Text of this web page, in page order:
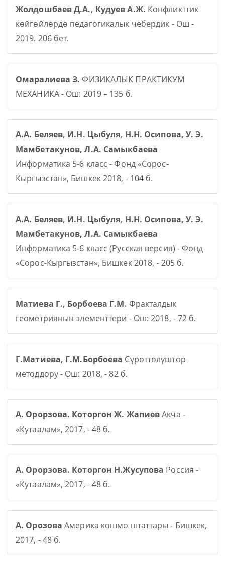
Жолдошбаев Д.А., Кудуев А.Ж. Конфликттик
көйгөйлөрдө педагогикалык чебердик - Ош -
2019. 206 бет.
Омаралиева З. ФИЗИКАЛЫК ПРАКТИКУМ
МЕХАНИКА - Ош: 2019 – 135 б.
А.А. Беляев, И.Н. Цыбуля, Н.Н. Осипова, У. Э.
Мамбетакунов, Л.А. Самыкбаева
Информатика 5-6 класс - Фонд «Сорос-
Кыргызстан», Бишкек 2018, - 104 б.
А.А. Беляев, И.Н. Цыбуля, Н.Н. Осипова, У. Э.
Мамбетакунов, Л.А. Самыкбаева
Информатика 5-6 класс (Русская версия) - Фонд
«Сорос-Кыргызстан», Бишкек 2018, - 205 б.
Матиева Г., Борбоева Г.М. Фракталдык
геометриянын элементтери - Ош: 2018, - 72 б.
Г.Матиева, Г.М.Борбоева Сүрөттөлүштөр
методдору - Ош: 2018, - 82 б.
А. Орорзова. Которгон Ж. ЖапиевАкча -
«Кутаалам», 2017, - 48 б.
А. Орорзова. Которгон Н.Жусупова Россия -
«Кутаалам», 2017, - 48 б.
А. Орозова Америка кошмо штаттары - Бишкек,
2017, - 48 б.